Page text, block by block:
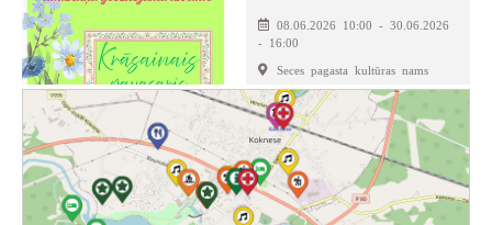
08.06.2026 10:00 - 30.06.2026
- 16:00
Seces pagasta kultūras nams